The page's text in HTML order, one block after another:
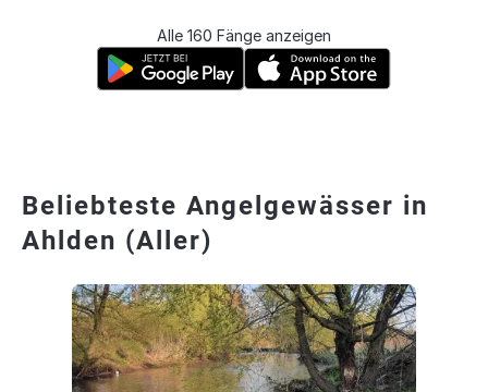
Alle 160 Fänge anzeigen
Beliebteste Angelgewässer in
Ahlden (Aller)